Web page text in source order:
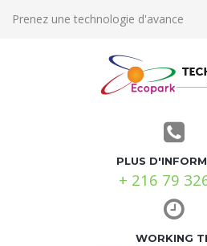
Prenez une technologie d'avance
PLUS
+ 216 79
WORKING